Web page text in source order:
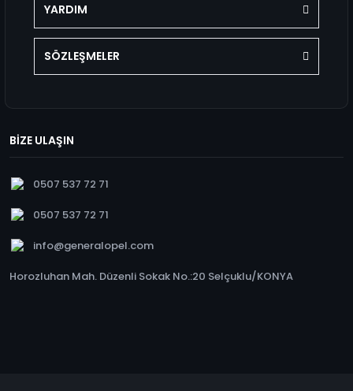
YARDIM
SÖZLEŞMELER
BİZE ULAŞIN
0507 537 72 71
0507 537 72 71
info@generalopel.com
Horozluhan Mah. Düzenli Sokak No.:20 Selçuklu/KONYA